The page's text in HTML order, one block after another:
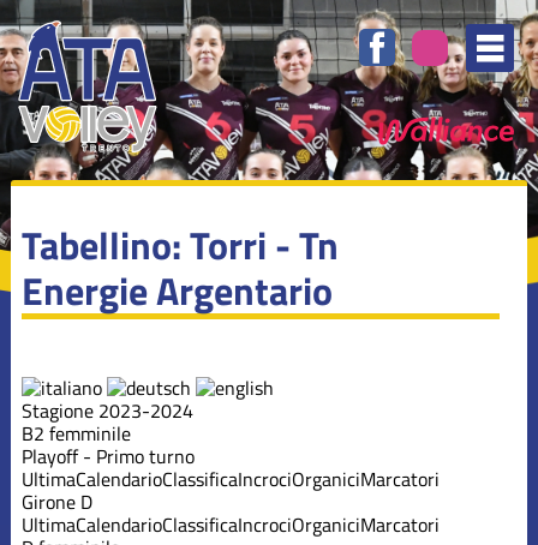
Tabellino: Torri - Tn
Energie Argentario
Stagione 2023-2024
B2 femminile
Playoff - Primo turno
UltimaCalendarioClassificaIncrociOrganiciMarcatori
Girone D
UltimaCalendarioClassificaIncrociOrganiciMarcatori